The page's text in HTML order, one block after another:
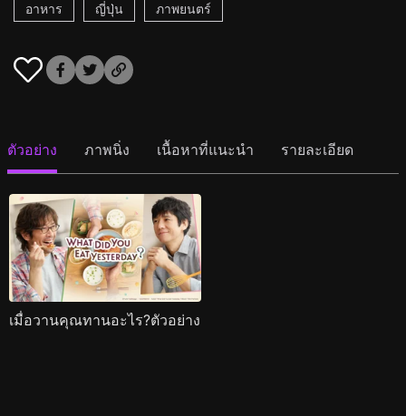
อาหาร ญี่ปุ่น ภาพยนตร์
ตัวอย่าง ภาพนิ่ง เนื้อหาที่แนะนำ รายละเอียด
เมื่อวานคุณทานอะไร?ตัวอย่าง